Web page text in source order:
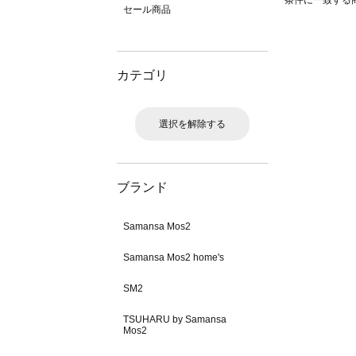
セール商品
カテゴリ
選択を解除する
ブランド
Samansa Mos2
Samansa Mos2 home's
SM2
TSUHARU by Samansa
Mos2